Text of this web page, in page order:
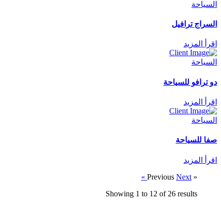
السياحة
السراج ترافيل
اقرأ المزيد
السياحة
دو ترافو للسياحة
اقرأ المزيد
السياحة
صفا للسياحة
اقرأ المزيد
« Previous
Next »
Showing 1 to 12 of 26 results